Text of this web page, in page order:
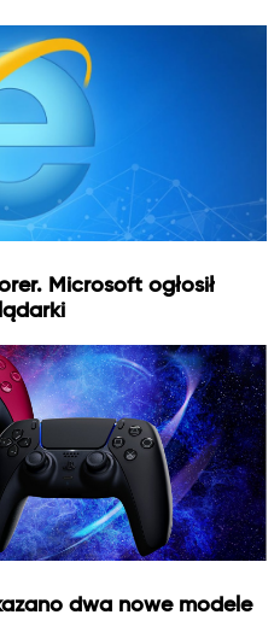
Microsoft ogłosił
dwa nowe modele